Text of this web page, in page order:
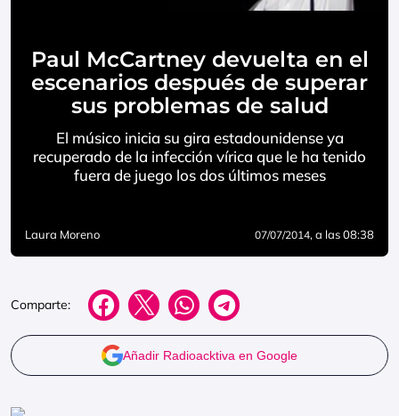
Paul McCartney devuelta en el
escenarios después de superar
sus problemas de salud
El músico inicia su gira estadounidense ya
recuperado de la infección vírica que le ha tenido
fuera de juego los dos últimos meses
Laura Moreno 07/07/2014, a las 08:38
Comparte:
Añadir Radioacktiva en Google